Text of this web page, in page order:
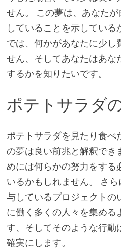
せん。 この夢は、あなた
していることを示してい
では、何かがあなたに少し
せん、そしてあなたはあな
するかを知りたいです。
ポテトサラダ
ポテトサラダを見たり食べ
の夢は良い前兆と解釈でき
めには何らかの努力をする
いるかもしれません。 さ
与しているプロジェクトの
に働く多くの人々を集める
す、そしてそのような行動
確実にします。